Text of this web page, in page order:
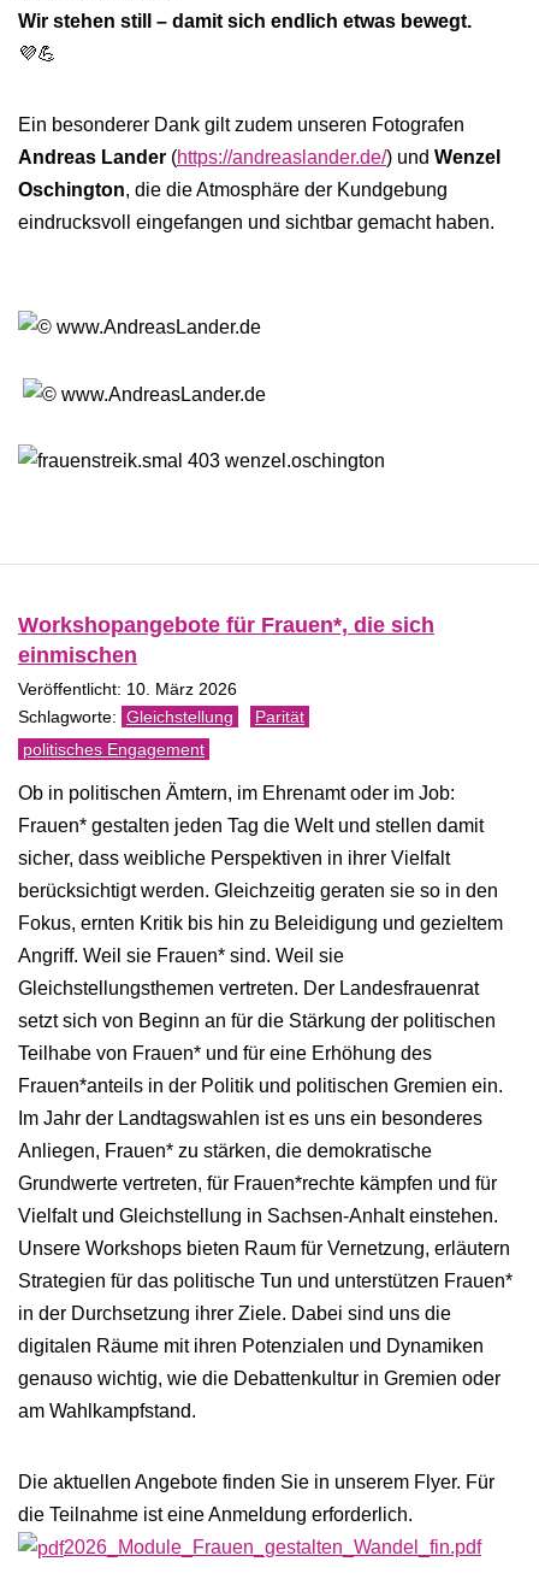
Wir stehen still – damit sich endlich etwas bewegt.
💜💪
Ein besonderer Dank gilt zudem unseren Fotografen
Andreas Lander (https://andreaslander.de/) und Wenzel
Oschington, die die Atmosphäre der Kundgebung
eindrucksvoll eingefangen und sichtbar gemacht haben.
Workshopangebote für Frauen*, die sich
einmischen
Veröffentlicht: 10. März 2026
Gleichstellung
Parität
politisches Engagement
Ob in politischen Ämtern, im Ehrenamt oder im Job:
Frauen* gestalten jeden Tag die Welt und stellen damit
sicher, dass weibliche Perspektiven in ihrer Vielfalt
berücksichtigt werden. Gleichzeitig geraten sie so in den
Fokus, ernten Kritik bis hin zu Beleidigung und gezieltem
Angriff. Weil sie Frauen* sind. Weil sie
Gleichstellungsthemen vertreten. Der Landesfrauenrat
setzt sich von Beginn an für die Stärkung der politischen
Teilhabe von Frauen* und für eine Erhöhung des
Frauen*anteils in der Politik und politischen Gremien ein.
Im Jahr der Landtagswahlen ist es uns ein besonderes
Anliegen, Frauen* zu stärken, die demokratische
Grundwerte vertreten, für Frauen*rechte kämpfen und für
Vielfalt und Gleichstellung in Sachsen-Anhalt einstehen.
Unsere Workshops bieten Raum für Vernetzung, erläutern
Strategien für das politische Tun und unterstützen Frauen*
in der Durchsetzung ihrer Ziele. Dabei sind uns die
digitalen Räume mit ihren Potenzialen und Dynamiken
genauso wichtig, wie die Debattenkultur in Gremien oder
am Wahlkampfstand.
Die aktuellen Angebote finden Sie in unserem Flyer. Für
die Teilnahme ist eine Anmeldung erforderlich.
2026_Module_Frauen_gestalten_Wandel_fin.pdf